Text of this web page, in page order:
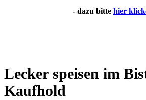
- dazu bitte hier
Lecker speisen im
Kaufhold